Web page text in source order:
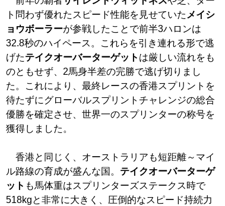
ト問わず優れたスピード性能を見せていた メイシ
ョウボーラーが参戦したことで前半3ハロンは
32.8秒のハイペース。これらを引き連れる形で逃
げたテイクオーバーターゲット は厳しい流れをも
のともせず、2馬身半差の完勝で逃げ切りまし
た。これにより、最終レースの香港スプリントを
待たずにグローバルスプリントチャレンジの総合
優勝を確定させ、世界一のスプリンターの称号を
獲得しました。
香港と同じく、オーストラリアも短距離～マイ
ル路線の育成が盛んな国。 テイクオーバーターゲ
ット も馬体重はスプリンターズステークス時で
518kgと非常に大きく、圧倒的なスピード持続力